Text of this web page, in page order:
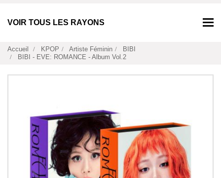
VOIR TOUS LES RAYONS
Accueil KPOP Artiste Féminin
BIBI
BIBI - EVE: ROMANCE - Album Vol.2